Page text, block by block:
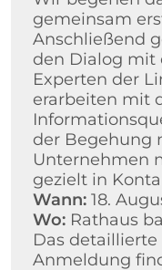
gemeinsam
Anschließend
den Dialog mit
Experten der
erarbeiten mit
der Begehung
Unternehmen
gezielt in
Wann: 18.
Wo: Rathaus
Das
Anmeldung